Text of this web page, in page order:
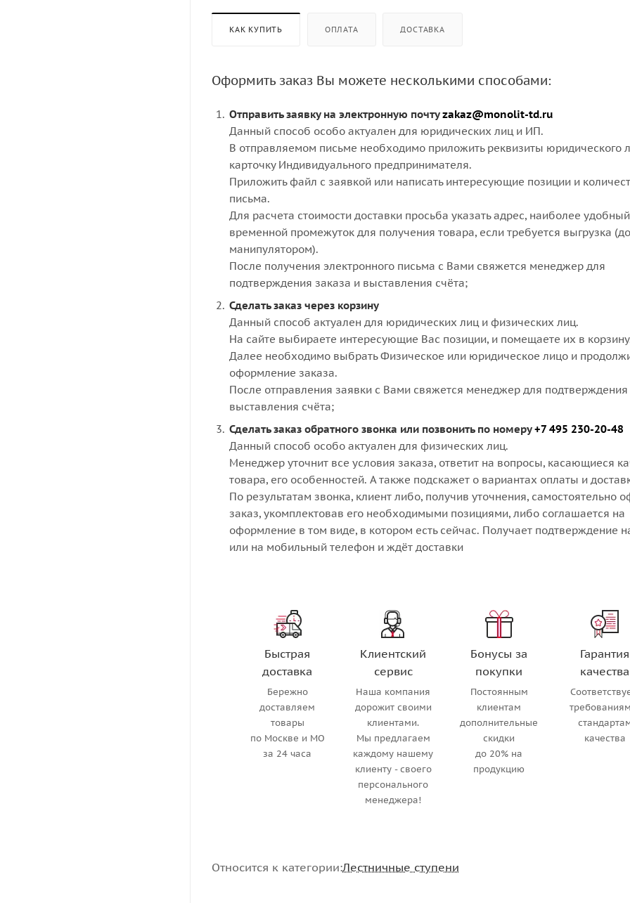
КАК КУПИТЬ ОПЛАТА ДОСТАВКА
Оформить заказ Вы можете несколькими способами:
Отправить заявку на электронную почтуzakaz@monolit-td.ru
Данный способ особо актуален для юридических лиц и ИП.
В отправляемом письме необходимо приложить реквизиты юридического
карточку Индивидуального предпринимателя.
Приложить файл с заявкой или написать интересующие позиции и
письма.
Для расчета стоимости доставки просьба указать адрес, наиболее удобный
временной промежуток для получения товара, если требуется выгрузка
манипулятором).
После получения электронного письма с Вами свяжется менеджер для
подтверждения заказа и выставления счёта;
Сделать заказ через корзину
Данный способ актуален для юридических лиц и физических лиц.
На сайте выбираете интересующие Вас позиции, и помещаете их в
Далее необходимо выбрать Физическое или юридическое лицо и
оформление заказа.
После отправления заявки с Вами свяжется менеджер для подтверждения
выставления счёта;
Сделать заказ обратного звонка или позвонить по номеру+7 495 230-20-48
Данный способ особо актуален для физических лиц.
Менеджер уточнит все условия заказа, ответит на вопросы, касающиеся
товара, его особенностей. А также подскажет о вариантах оплаты и
По результатам звонка, клиент либо, получив уточнения, самостоятельно
заказ, укомплектовав его необходимыми позициями, либо соглашается на
оформление в том виде, в котором есть сейчас. Получает подтверждение
или на мобильный телефон и ждёт доставки
Быстрая
доставка
Бережно
доставляем
товары
по Москве и МО
за 24 часа
Клиентский
сервис
Наша компания
дорожит своими
клиентами.
Мы предлагаем
каждому нашему
клиенту - своего
персонального
менеджера!
Бонусы за
покупки
Постоянным
клиентам
дополнительные
скидки
до 20% на
продукцию
Гарантия
качества
качества
Относится к категории:Лестничные ступени